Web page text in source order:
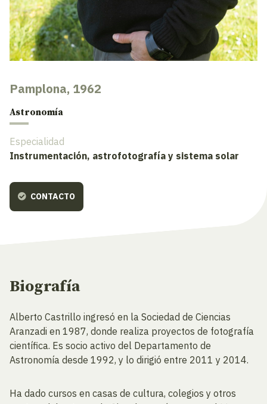
Pamplona, 1962
Astronomía
Especialidad
Instrumentación, astrofotografía y sistema solar
CONTACTO
Biografía
Alberto Castrillo ingresó en la Sociedad de Ciencias
Aranzadi en 1987, donde realiza proyectos de fotografía
científica. Es socio activo del Departamento de
Astronomía desde 1992, y lo dirigió entre 2011 y 2014.
Ha dado cursos en casas de cultura, colegios y otros